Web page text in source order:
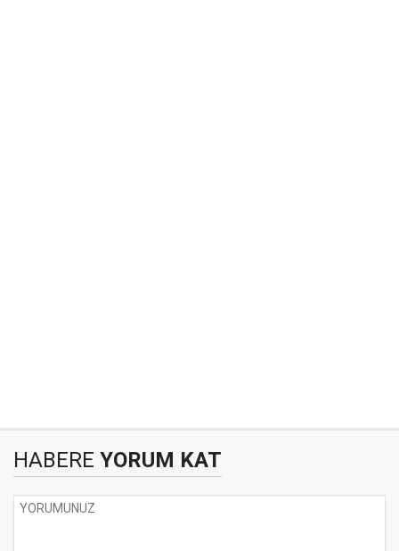
HABERE YORUM KAT